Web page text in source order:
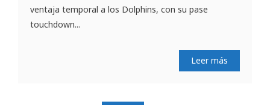
ventaja temporal a los Dolphins, con su pase
touchdown...
Leer más